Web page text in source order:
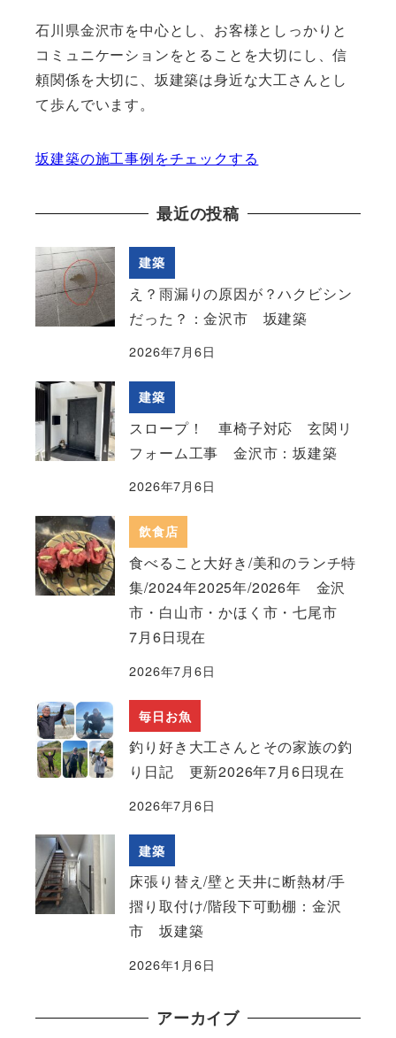
石川県金沢市を中心とし、お客様としっかりと
コミュニケーションをとることを大切にし、信
頼関係を大切に、坂建築は身近な大工さんとし
て歩んでいます。
坂建築の施工事例をチェックする
最近の投稿
建築
え？雨漏りの原因が？ハクビシン
だった？：金沢市 坂建築
2026年7月6日
建築
スロープ！ 車椅子対応 玄関リ
フォーム工事 金沢市：坂建築
2026年7月6日
飲食店
食べること大好き/美和のランチ特
集/2024年2025年/2026年 金沢
市・白山市・かほく市・七尾市
7月6日現在
2026年7月6日
毎日お魚
釣り好き大工さんとその家族の釣
り日記 更新2026年7月6日現在
2026年7月6日
建築
床張り替え/壁と天井に断熱材/手
摺り取付け/階段下可動棚：金沢
市 坂建築
2026年1月6日
アーカイブ